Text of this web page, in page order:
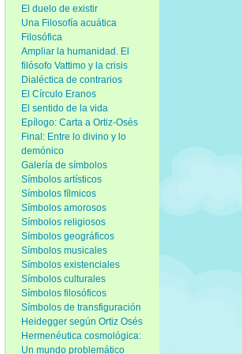
El duelo de existir
Una Filosofía acuática
Filosófica
Ampliar la humanidad. El
filósofo Vattimo y la crisis
Dialéctica de contrarios
El Círculo Eranos
El sentido de la vida
Epílogo: Carta a Ortiz-Osés
Final: Entre lo divino y lo
demónico
Galería de símbolos
Símbolos artísticos
Símbolos fílmicos
Símbolos amorosos
Símbolos religiosos
Símbolos geográficos
Símbolos musicales
Símbolos existenciales
Símbolos culturales
Símbolos filosóficos
Símbolos de transfiguración
Heidegger según Ortiz Osés
Hermenéutica cosmológica:
Un mundo problemático